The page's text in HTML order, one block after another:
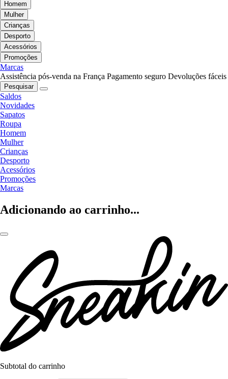
Homem
Mulher
Crianças
Desporto
Acessórios
Promoções
Marcas
Assistência pós-venda na França Pagamento seguro Devoluções fáceis
Pesquisar
Saldos
Novidades
Sapatos
Roupa
Homem
Mulher
Crianças
Desporto
Acessórios
Promoções
Marcas
Adicionando ao carrinho...
Subtotal do carrinho